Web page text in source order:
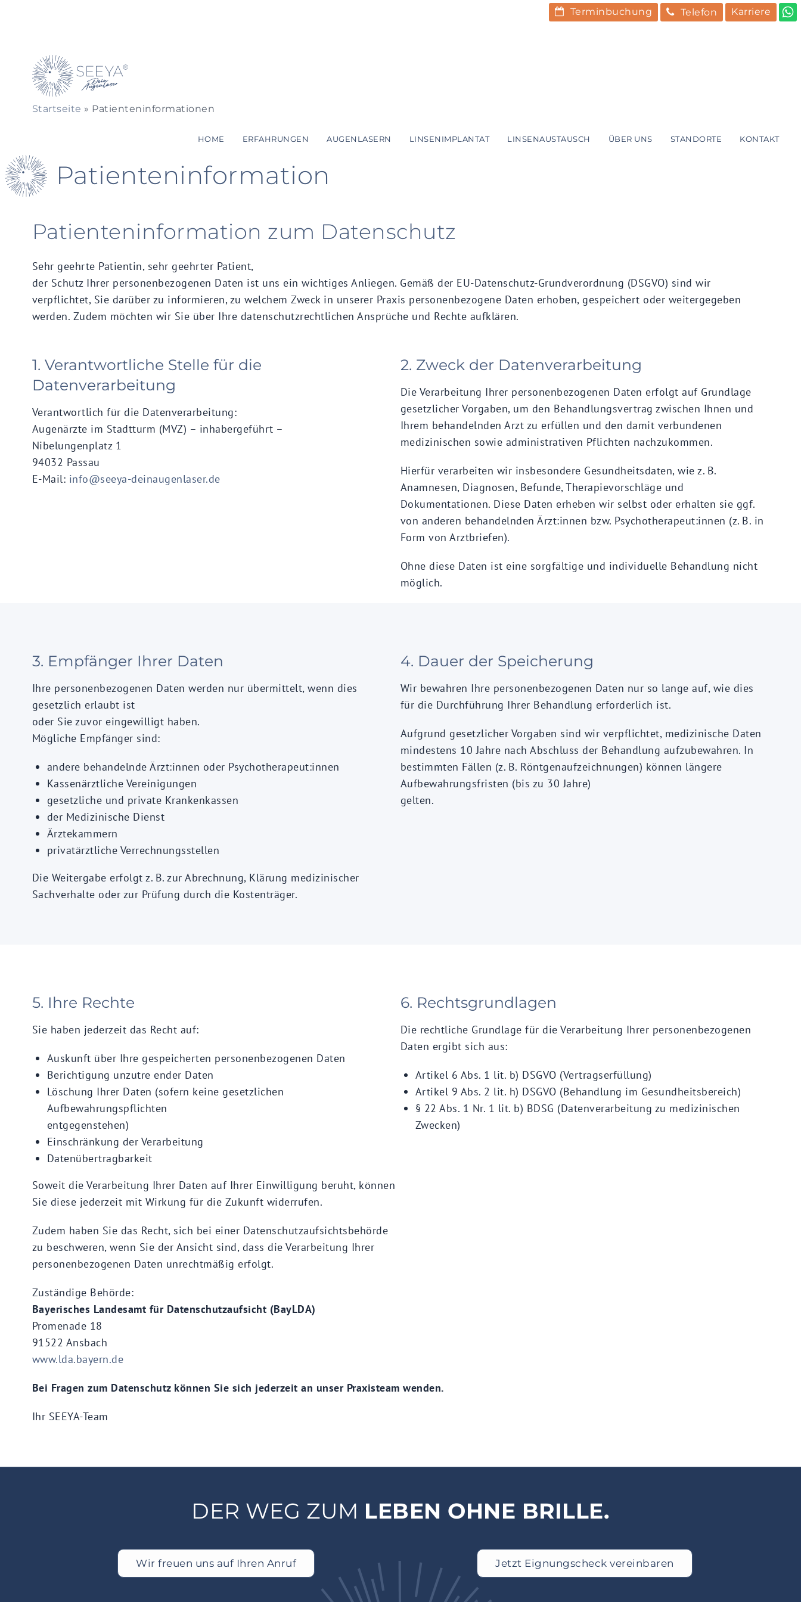
HOME ERFAHRUNGEN AUGENLASERN LINSENIMPLANTAT LINSENAUSTAUSCH ÜBER UNS STANDORTE KONTAKT
Terminbuchung Telefon Karriere
Startseite » Patienteninformationen
Patienteninformation
Patienteninformation zum Datenschutz
Sehr geehrte Patientin, sehr geehrter Patient,
der Schutz Ihrer personenbezogenen Daten ist uns ein wichtiges Anliegen. Gemäß der EU-Datenschutz-Grundverordnung (DSGVO) sind wir
verpflichtet, Sie darüber zu informieren, zu welchem Zweck in unserer Praxis personenbezogene Daten erhoben, gespeichert oder weitergegeben
werden. Zudem möchten wir Sie über Ihre datenschutzrechtlichen Ansprüche und Rechte aufklären.
1. Verantwortliche Stelle für die
Datenverarbeitung
Verantwortlich für die Datenverarbeitung:
Augenärzte im Stadtturm (MVZ) – inhabergeführt –
Nibelungenplatz 1
94032 Passau
E-Mail: info@seeya-deinaugenlaser.de
2. Zweck der Datenverarbeitung
Die Verarbeitung Ihrer personenbezogenen Daten erfolgt auf Grundlage
gesetzlicher Vorgaben, um den Behandlungsvertrag zwischen Ihnen und
Ihrem behandelnden Arzt zu erfüllen und den damit verbundenen
medizinischen sowie administrativen Pflichten nachzukommen.
Hierfür verarbeiten wir insbesondere Gesundheitsdaten, wie z. B.
Anamnesen, Diagnosen, Befunde, Therapievorschläge und
Dokumentationen. Diese Daten erheben wir selbst oder erhalten sie ggf.
von anderen behandelnden Ärzt:innen bzw. Psychotherapeut:innen (z. B. in
Form von Arztbriefen).
Ohne diese Daten ist eine sorgfältige und individuelle Behandlung nicht
möglich.
3. Empfänger Ihrer Daten
Ihre personenbezogenen Daten werden nur übermittelt, wenn dies
gesetzlich erlaubt ist
oder Sie zuvor eingewilligt haben.
Mögliche Empfänger sind:
andere behandelnde Ärzt:innen oder Psychotherapeut:innen
Kassenärztliche Vereinigungen
gesetzliche und private Krankenkassen
der Medizinische Dienst
Ärztekammern
privatärztliche Verrechnungsstellen
Die Weitergabe erfolgt z. B. zur Abrechnung, Klärung medizinischer
Sachverhalte oder zur Prüfung durch die Kostenträger.
4. Dauer der Speicherung
Wir bewahren Ihre personenbezogenen Daten nur so lange auf, wie dies
für die Durchführung Ihrer Behandlung erforderlich ist.
Aufgrund gesetzlicher Vorgaben sind wir verpflichtet, medizinische Daten
mindestens 10 Jahre nach Abschluss der Behandlung aufzubewahren. In
bestimmten Fällen (z. B. Röntgenaufzeichnungen) können längere
Aufbewahrungsfristen (bis zu 30 Jahre)
gelten.
5. Ihre Rechte
Sie haben jederzeit das Recht auf:
Auskunft über Ihre gespeicherten personenbezogenen Daten
Berichtigung unzutre ender Daten
Löschung Ihrer Daten (sofern keine gesetzlichen
Aufbewahrungspflichten
entgegenstehen)
Einschränkung der Verarbeitung
Datenübertragbarkeit
Soweit die Verarbeitung Ihrer Daten auf Ihrer Einwilligung beruht, können
Sie diese jederzeit mit Wirkung für die Zukunft widerrufen.
Zudem haben Sie das Recht, sich bei einer Datenschutzaufsichtsbehörde
zu beschweren, wenn Sie der Ansicht sind, dass die Verarbeitung Ihrer
personenbezogenen Daten unrechtmäßig erfolgt.
Zuständige Behörde:
Bayerisches Landesamt für Datenschutzaufsicht (BayLDA)
Promenade 18
91522 Ansbach
www.lda.bayern.de
6. Rechtsgrundlagen
Die rechtliche Grundlage für die Verarbeitung Ihrer personenbezogenen
Daten ergibt sich aus:
Artikel 6 Abs. 1 lit. b) DSGVO (Vertragserfüllung)
Artikel 9 Abs. 2 lit. h) DSGVO (Behandlung im Gesundheitsbereich)
§ 22 Abs. 1 Nr. 1 lit. b) BDSG (Datenverarbeitung zu medizinischen
Zwecken)
Bei Fragen zum Datenschutz können Sie sich jederzeit an unser Praxisteam wenden.
Ihr SEEYA-Team
DER WEG ZUM LEBEN OHNE BRILLE.
Wir freuen uns auf Ihren Anruf Jetzt Eignungscheck vereinbaren